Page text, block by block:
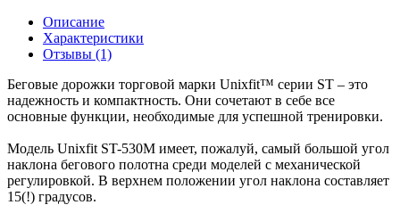
Описание
Характеристики
Отзывы (1)
Беговые дорожки торговой марки Unixfit™ серии ST – это
надежность и компактность. Они сочетают в себе все
основные функции, необходимые для успешной тренировки.
Модель Unixfit ST-530M имеет, пожалуй, самый большой угол
наклона бегового полотна среди моделей с механической
регулировкой. В верхнем положении угол наклона составляет
15(!) градусов.